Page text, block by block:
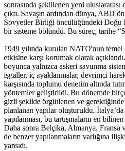
sonrasında şekillenen yeni
çıktı. Savaşın ardından dünya, ABD
Sovyetler Birliği öncülüğündeki Doğu
bir sisteme bölündü. Bu süreç, tarihe
1949 yılında kurulan NATO'nun temel
etkisine karşı korumak olarak
boyunca yalnızca askeri savunma
işgaller, iç ayaklanmalar, devrimci
karşısında toplumu denetim altında
yöntemler geliştirildi. Bu dönemde
gizli şekilde örgütlenen ve gerektiğinde
planlanan yapılar oluşturuldu.
yapılanması, bu tartışmaların en
Daha sonra Belçika, Almanya, Fransa
de benzer yapılanmaların varlığına
yansıdı.